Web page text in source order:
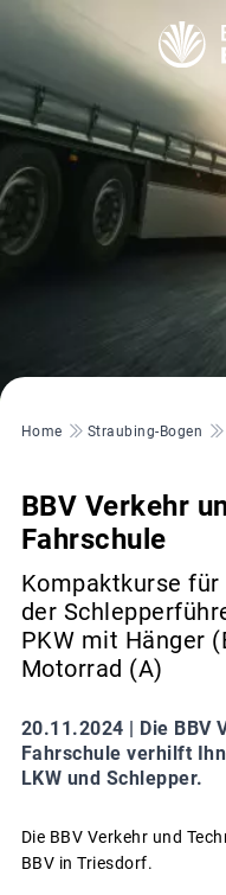
Pfadnavigation
Home Straubing-Bogen
BBV Verkehr
Fahrschule
Kompaktkurse
der
PKW mit Hänger
Motorrad (A)
20.11.2024 | Die BBV
Fahrschule verhilft
LKW und Schlepper.
Die BBV Verkehr und
BBV in Triesdorf.